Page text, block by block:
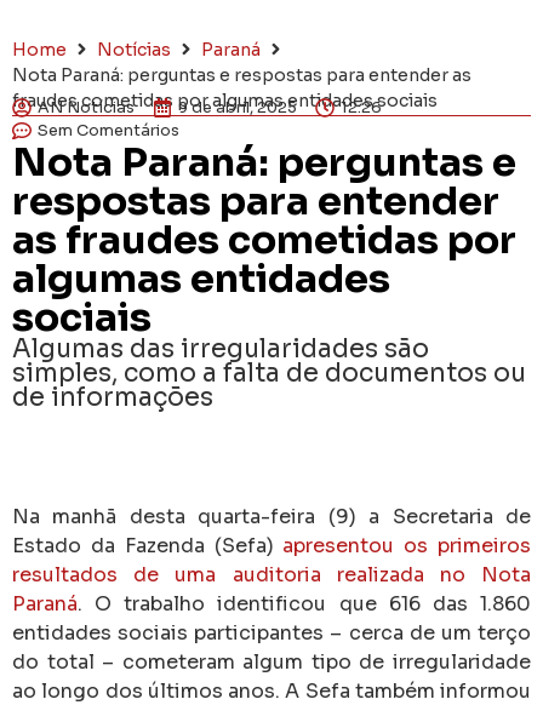
Home Notícias
Paraná
Nota Paraná: perguntas e respostas para entender as
fraudes cometidas por algumas entidades sociais
AN Notícias 9 de abril, 2025
12:26
Sem Comentários
Nota Paraná: perguntas e
respostas para entender
as fraudes cometidas por
algumas entidades
sociais
Algumas das irregularidades são
simples, como a falta de documentos ou
de informações
Na manhã desta quarta-feira (9) a Secretaria de
Estado da Fazenda (Sefa) apresentou os primeiros
resultados de uma auditoria realizada no Nota
Paraná. O trabalho identificou que 616 das 1.860
entidades sociais participantes – cerca de um terço
do total – cometeram algum tipo de irregularidade
ao longo dos últimos anos. A Sefa também informou